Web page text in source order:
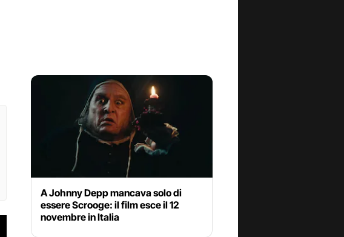
A Johnny Depp mancava solo di
essere Scrooge: il film esce il 12
novembre in Italia